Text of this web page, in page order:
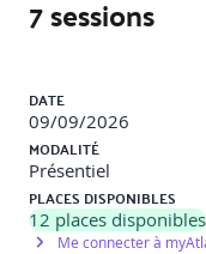
Définir un calendrier
Construire une
Élaborer une offre
bénéfices client.
7 sessions
DATE
09/09/2026
MODALITÉ
Présentiel
PLACES DISPONIBLES
12 places disponibles
Me connecter à